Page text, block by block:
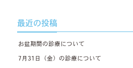
最近の投稿
お盆期間の診療について
7月31日（金）の診療について